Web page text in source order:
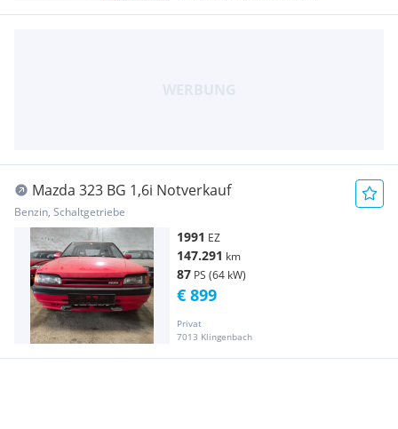
Mazda 323 BG 1,6i Notverkauf
Benzin, Schaltgetriebe
1991 EZ
147.291 km
87 PS (64 kW)
Privat
7013 Klingenbach
€ 899